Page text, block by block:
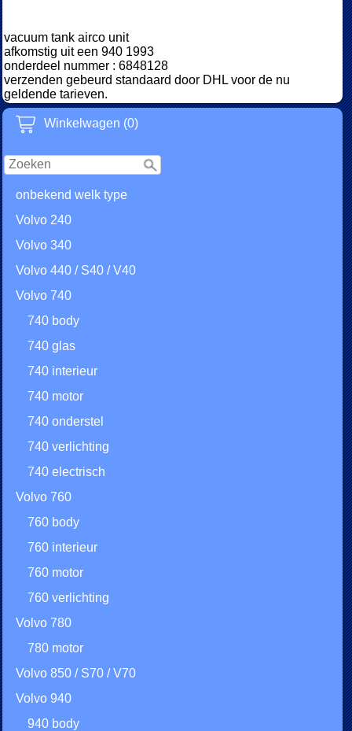
Winkelwagen (0)
onbekend welk type
Volvo 240
Volvo 340
Volvo 440 / S40 / V40
Volvo 740
740 body
740 glas
740 interieur
740 motor
740 onderstel
740 verlichting
740 electrisch
Volvo 760
760 body
760 interieur
760 motor
760 verlichting
Volvo 780
780 motor
Volvo 850 / S70 / V70
Volvo 940
940 body
vacuum tank airco unit
afkomstig uit een 940 1993
onderdeel nummer : 6848128
verzenden gebeurd standaard door DHL voor de nu
geldende tarieven.